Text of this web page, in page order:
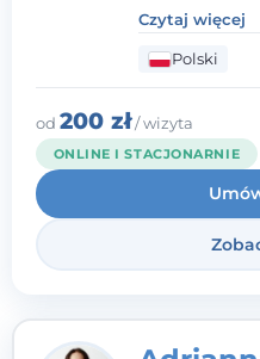
wysłuchany(-
dobrostanu,
budowania
innymi, jak i z
bycia częścią
duże
Czytaj więcej
Polski
od 200 zł/ wizyta
ONLINE I STACJONARNIE